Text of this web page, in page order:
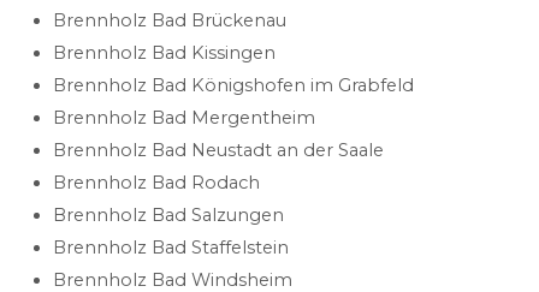
Brennholz Bad Brückenau
Brennholz Bad Kissingen
Brennholz Bad Königshofen im Grabfeld
Brennholz Bad Mergentheim
Brennholz Bad Neustadt an der Saale
Brennholz Bad Rodach
Brennholz Bad Salzungen
Brennholz Bad Staffelstein
Brennholz Bad Windsheim